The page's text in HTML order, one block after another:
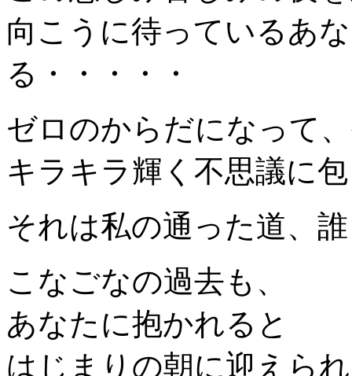
向こうに待っているあ
る・・・・・
ゼロのからだになって
キラキラ輝く不思議に
それは私の通った道、
こなごなの過去も、
あなたに抱かれると
はじまりの朝に迎えら